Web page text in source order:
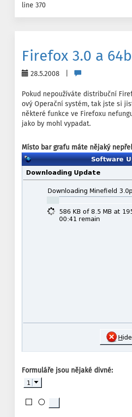
line 370
Firefox 3.0 a
28.5.2008 |
Pokud nepoužíváte distribuční
ový Operační systém, tak jste si
některé funkce ve Firefoxu
jako by mohl vypadat.
Místo bar grafu máte nějaký
Formuláře jsou nějaké divné: